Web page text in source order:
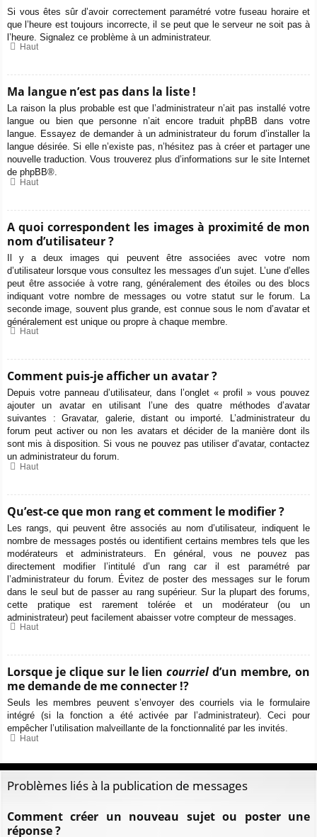
Si vous êtes sûr d’avoir correctement paramétré votre fuseau horaire et
que l’heure est toujours incorrecte, il se peut que le serveur ne soit pas à
l’heure. Signalez ce problème à un administrateur.
Haut
Ma langue n’est pas dans la liste !
La raison la plus probable est que l’administrateur n’ait pas installé votre
langue ou bien que personne n’ait encore traduit phpBB dans votre
langue. Essayez de demander à un administrateur du forum d’installer la
langue désirée. Si elle n’existe pas, n’hésitez pas à créer et partager une
nouvelle traduction. Vous trouverez plus d’informations sur le site Internet
de phpBB®.
Haut
A quoi correspondent les images à proximité de mon
nom d’utilisateur ?
Il y a deux images qui peuvent être associées avec votre nom
d’utilisateur lorsque vous consultez les messages d’un sujet. L’une d’elles
peut être associée à votre rang, généralement des étoiles ou des blocs
indiquant votre nombre de messages ou votre statut sur le forum. La
seconde image, souvent plus grande, est connue sous le nom d’avatar et
généralement est unique ou propre à chaque membre.
Haut
Comment puis-je afficher un avatar ?
Depuis votre panneau d’utilisateur, dans l’onglet « profil » vous pouvez
ajouter un avatar en utilisant l’une des quatre méthodes d’avatar
suivantes : Gravatar, galerie, distant ou importé. L’administrateur du
forum peut activer ou non les avatars et décider de la manière dont ils
sont mis à disposition. Si vous ne pouvez pas utiliser d’avatar, contactez
un administrateur du forum.
Haut
Qu’est-ce que mon rang et comment le modifier ?
Les rangs, qui peuvent être associés au nom d’utilisateur, indiquent le
nombre de messages postés ou identifient certains membres tels que les
modérateurs et administrateurs. En général, vous ne pouvez pas
directement modifier l’intitulé d’un rang car il est paramétré par
l’administrateur du forum. Évitez de poster des messages sur le forum
dans le seul but de passer au rang supérieur. Sur la plupart des forums,
cette pratique est rarement tolérée et un modérateur (ou un
administrateur) peut facilement abaisser votre compteur de messages.
Haut
Lorsque je clique sur le liencourrield’un membre, on
me demande de me connecter !?
Seuls les membres peuvent s’envoyer des courriels via le formulaire
intégré (si la fonction a été activée par l’administrateur). Ceci pour
empêcher l’utilisation malveillante de la fonctionnalité par les invités.
Haut
Problèmes liés à la publication de messages
Comment créer un nouveau sujet ou poster une
réponse ?